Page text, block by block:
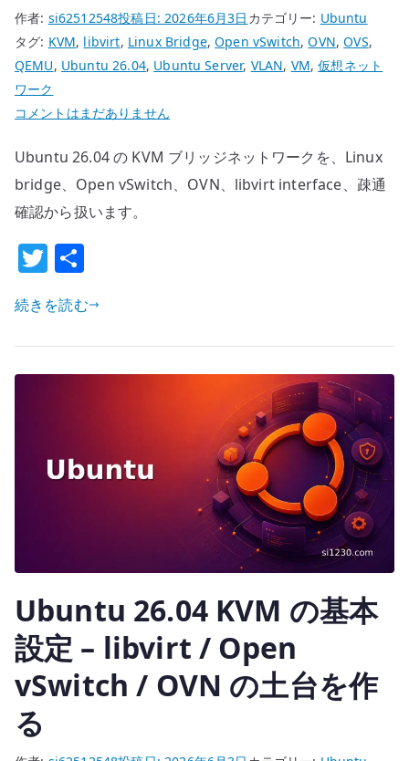
作者: si62512548投稿日:2026年6月3日 カテゴリー: Ubuntu
タグ: KVM, libvirt, Linux Bridge,Open vSwitch,OVN,OVS,
QEMU, Ubuntu 26.04, Ubuntu Server, VLAN, VM,仮想ネット
ワーク
Ubuntu
KVM
ブ
リ
ジ
ネ
ッ
ワ
ー
OVN
で
VM
を
続
す
コメントはまだありません
Ubuntu 26.04 の KVM ブリッジネットワークを、Linux
bridge、Open vSwitch、OVN、libvirt interface、疎通
確認から扱います。
T
w
it
te
r
続きを読む
Ubuntu 26.04 KVM の基本
設定 – libvirt / Open
vSwitch / OVN の土台を作
る